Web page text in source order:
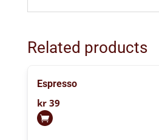
Related products
Espresso
kr39